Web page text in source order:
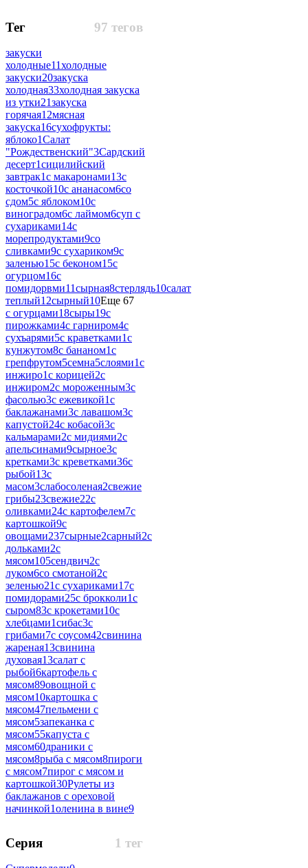
97 тегов
Тег
закуски
холодные11холодные
закуски20закуска
холодная33холодная закуска
из утки21закуска
горячая12мясная
закуска16сухофрукты:
яблоко1Салат
"Рождественский"3Сардский
десерт1сицилийский
завтрак1с макаронами13с
косточкой10с ананасом6со
сдом5с яблоком10с
виноградом6с лаймом6суп с
сухариками14с
морепродуктами9со
сливками9с сухариком9с
заленью15с беконом15с
огурцом16с
помидорвми11сырная8стерлядь10салат
теплый12сырный10Еще 67
с огурцами18сыры19с
пирожками4с гарниром4с
сухъарями5с краветками1с
кунжутом8с бананом1с
грепфрутом5семна5слоями1с
инжиро1с корицей2с
инжиром2с мороженным3с
фасолью3с ежевикой1с
баклажанами3с лавашом3с
капустой24с кобасой3с
кальмарами2с мидиями2с
апельсинами9сырное3с
кретками3с креветками36с
рыбой13с
масом3слабосоленая2свежие
грибы23свежие22с
оливками24с картофелем7с
картошкой9с
овощами237сырные2сарный2с
дольками2с
мясом105сендвич2с
луком6со смотаной2с
зеленью21с сухариками17с
помидорами25с брокколи1с
сыром83с крокетами10с
хлебцами1сибас3с
грибами7с соусом42свинина
жареная13свинина
духовая13салат с
рыбой6картофель с
мясом89овощной с
мясом10картошка с
мясом47пельмени с
мясом5запеканка с
мясом55капуста с
мясом60драники с
мясом8рыба с мясом8пироги
с мясом7пирог с мясом и
картошкой30Рулеты из
баклажанов с ореховой
начинкой1оленина в вине9
1 тег
Серия